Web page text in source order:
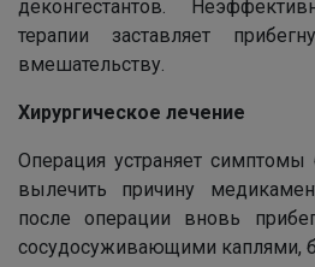
деконгестантов.
терапии заставляет
вмешательству.
Хирургическое лечение
Операция устраняет
вылечить причину
после операции вновь
сосудосуживающими каплями,
Написать специалисту